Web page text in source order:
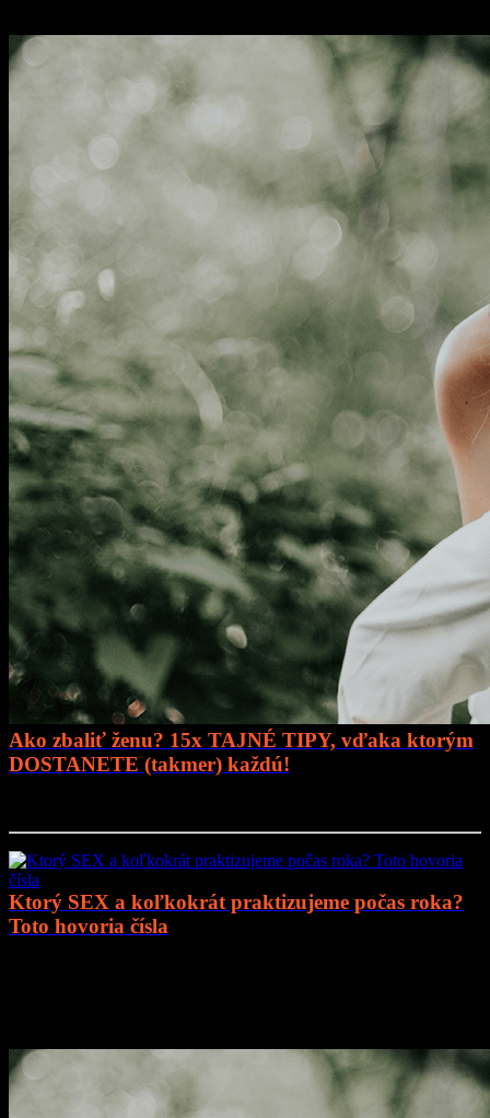
Ako zbaliť ženu? 15x TAJNÉ TIPY, vďaka ktorým
DOSTANETE (takmer) každú!
Ktorý SEX a koľkokrát praktizujeme počas roka?
Toto hovoria čísla